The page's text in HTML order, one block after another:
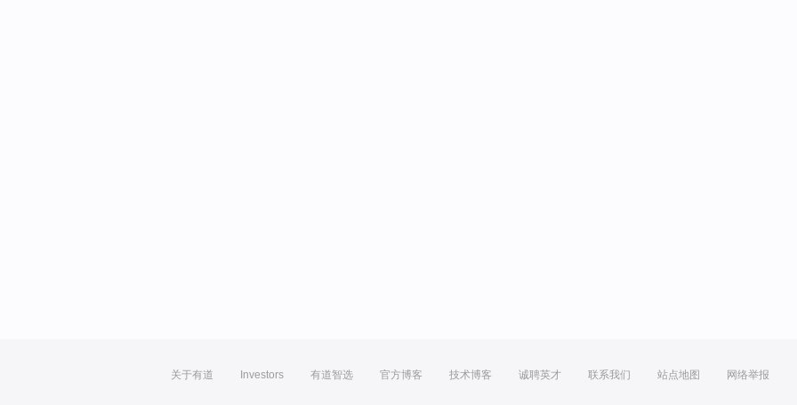
关于有道 Investors 有道智选 官方博客 技术博客 诚聘英才 联系我们 站点地图 网络举报